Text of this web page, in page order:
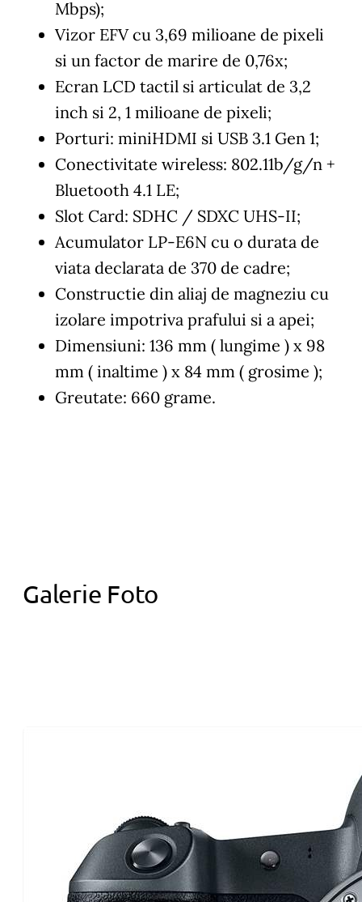
Mbps);
Vizor EFV cu 3,69 milioane de pixeli
si un factor de marire de 0,76x;
Ecran LCD tactil si articulat de 3,2
inch si 2, 1 milioane de pixeli;
Porturi: miniHDMI si USB 3.1 Gen 1;
Conectivitate wireless: 802.11b/g/n +
Bluetooth 4.1 LE;
Slot Card: SDHC / SDXC UHS-II;
Acumulator LP-E6N cu o durata de
viata declarata de 370 de cadre;
Constructie din aliaj de magneziu cu
izolare impotriva prafului si a apei;
Dimensiuni: 136 mm ( lungime ) x 98
mm ( inaltime ) x 84 mm ( grosime );
Greutate: 660 grame.
Galerie Foto